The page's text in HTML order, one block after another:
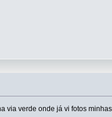
via verde onde já vi fotos